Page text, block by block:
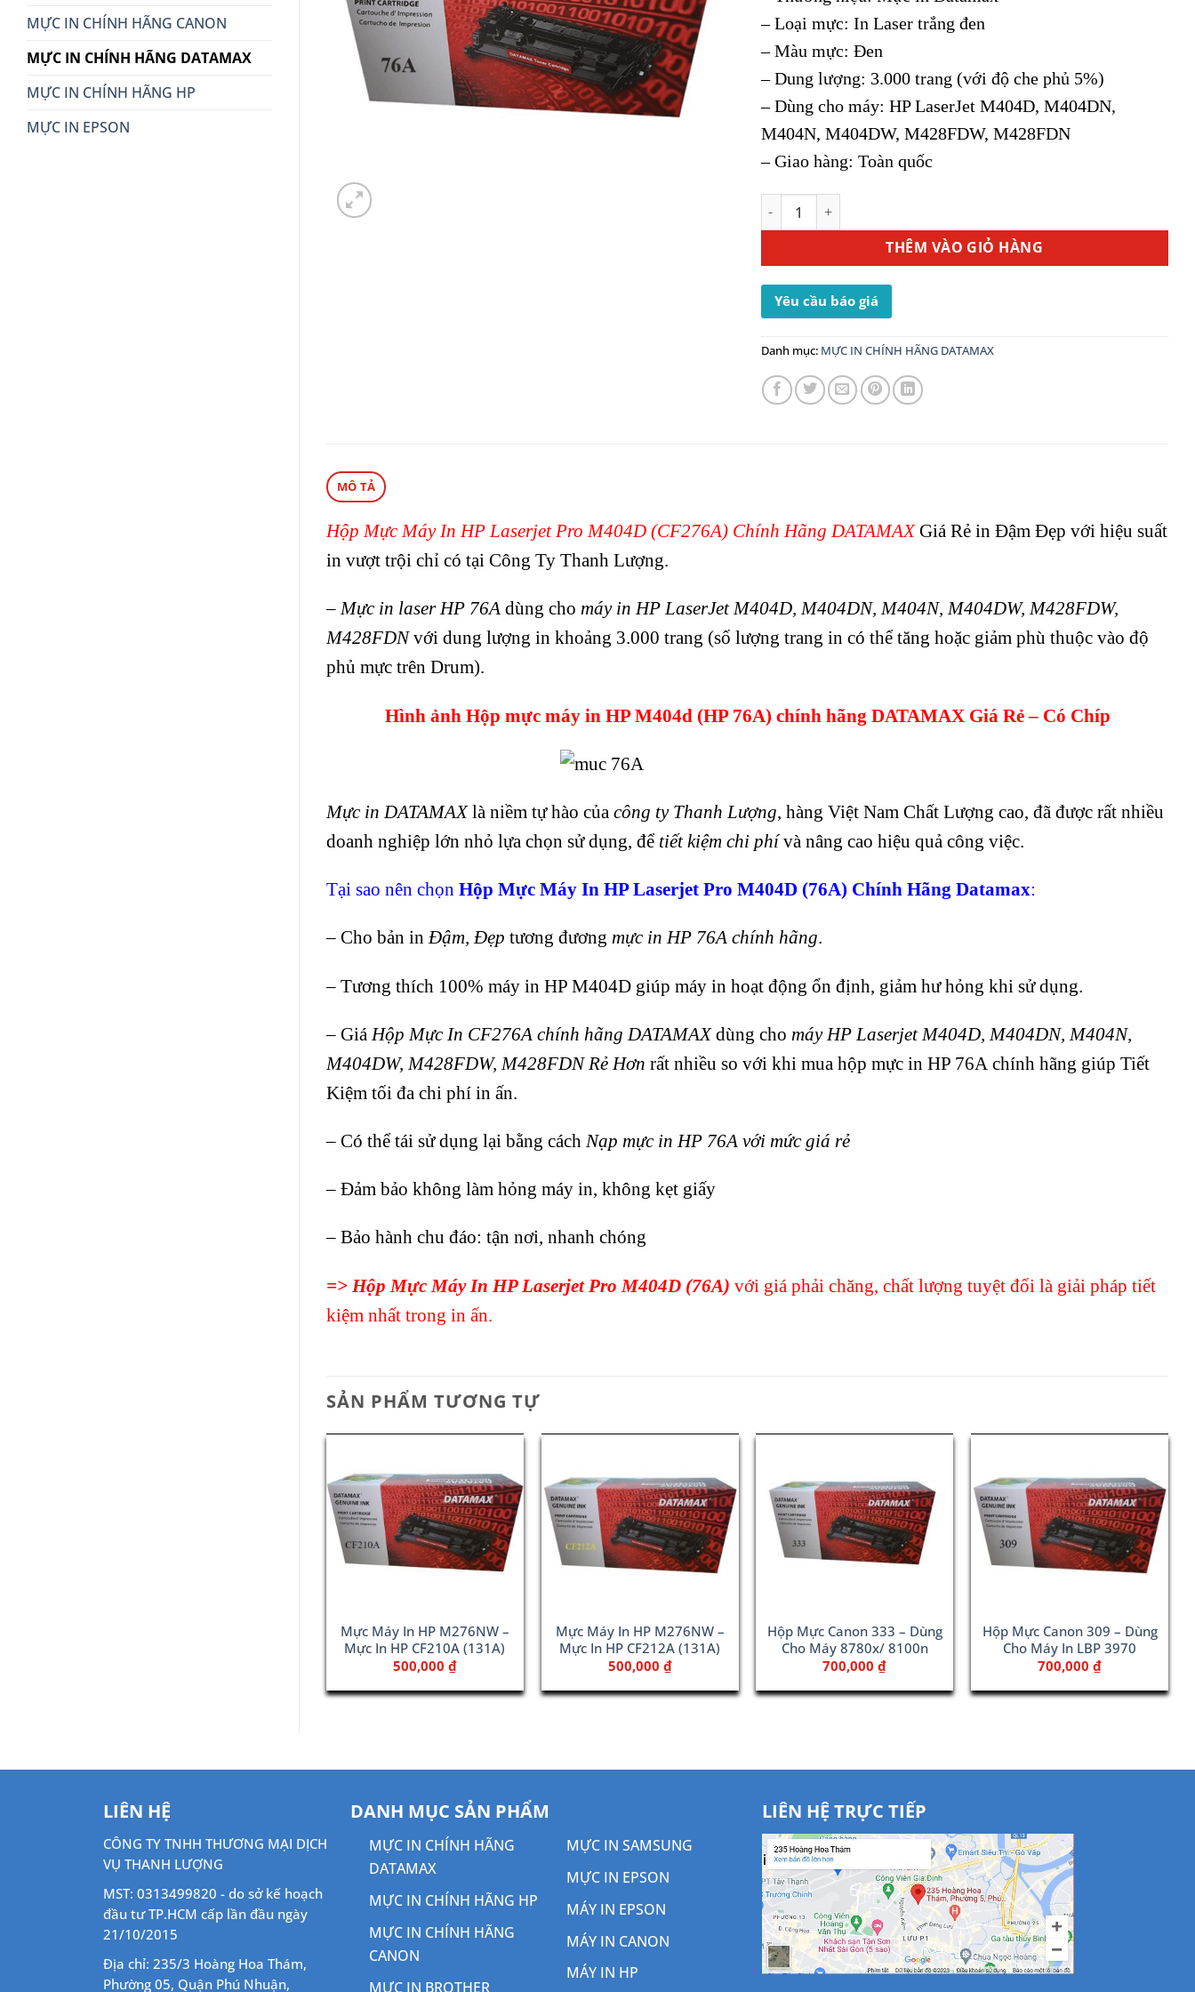
MỰC IN CHÍNH HÃNG CANON
MỰC IN CHÍNH HÃNG DATAMAX
MỰC IN CHÍNH HÃNG HP
MỰC IN EPSON
700,000 ₫.
– Loại mực: In Laser trắng đen
– Màu mực: Đen
– Dung lượng: 3.000 trang (với độ che phủ 5%)
– Dùng cho máy: HP LaserJet M404D, M404DN,
M404N, M404DW, M428FDW, M428FDN
– Giao hàng: Toàn quốc
Hộp Mực In HP 76A (CF276A) - Dùng Cho Máy In HP M404D số
THÊM VÀO GIỎ HÀNG
Yêu cầu báo giá
Danh mục: MỰC IN CHÍNH HÃNG DATAMAX
MÔ TẢ
Hộp Mực Máy In HP Laserjet Pro M404D (CF276A) Chính Hãng DATAMAXGiá Rẻ in Đậm Đẹp với hiệu suất
in vượt trội chỉ có tại Công Ty Thanh Lượng.
–Mực in laser HP 76A dùng cho máy in HP LaserJet M404D, M404DN, M404N, M404DW, M428FDW,
M428FDNvới dung lượng in khoảng 3.000 trang (số lượng trang in có thể tăng hoặc giảm phù thuộc vào độ
phủ mực trên Drum).
Hình ảnh Hộp mực máy in HP M404d (HP 76A) chính hãng DATAMAX Giá Rẻ – Có Chíp
Mực in DATAMAXlà niềm tự hào của công ty Thanh Lượng, hàng Việt Nam Chất Lượng cao, đã được rất nhiều
doanh nghiệp lớn nhỏ lựa chọn sử dụng, để tiết kiệm chi phívà nâng cao hiệu quả công việc.
Tại sao nên chọn Hộp Mực Máy In HP Laserjet Pro M404D (76A) Chính Hãng Datamax:
– Cho bản inĐậm, Đẹp tương đương mực in HP 76A chính hãng.
– Tương thích 100% máy in HP M404D giúp máy in hoạt động ổn định, giảm hư hỏng khi sử dụng.
– Giá Hộp Mực In CF276A chính hãng DATAMAXdùng cho máy HP Laserjet M404D, M404DN, M404N,
M404DW, M428FDW, M428FDN Rẻ Hơn rất nhiều so với khi mua hộp mực in HP 76A chính hãng giúp Tiết
Kiệm tối đa chi phí in ấn.
– Có thể tái sử dụng lại bằng cách Nạp mực in HP 76A với mức giá rẻ
– Đảm bảo không làm hỏng máy in, không kẹt giấy
– Bảo hành chu đáo: tận nơi, nhanh chóng
=> Hộp Mực Máy In HP Laserjet Pro M404D (76A) với giá phải chăng, chất lượng tuyệt đối là giải pháp tiết
kiệm nhất trong in ấn.
SẢN PHẨM TƯƠNG TỰ
Mực Máy In HP M276NW –
Mực In HP CF210A (131A)
500,000 ₫
Mực Máy In HP M276NW –
Mực In HP CF212A (131A)
500,000 ₫
Hộp Mực Canon 333 – Dùng
Cho Máy 8780x/ 8100n
700,000₫
Hộp Mực Canon 309 – Dùng
Cho Máy In LBP 3970
700,000₫
LIÊN HỆ
CÔNG TY TNHH THƯƠNG MẠI DỊCH
VỤ THANH LƯỢNG
MST: 0313499820 - do sở kế hoạch
đầu tư TP.HCM cấp lần đầu ngày
21/10/2015
Địa chỉ: 235/3 Hoàng Hoa Thám,
Phường 05, Quận Phú Nhuận,
DANH MỤC SẢN PHẨM
MỰC IN CHÍNH HÃNG
DATAMAX
MỰC IN CHÍNH HÃNG HP
MỰC IN CHÍNH HÃNG
CANON
MỰC IN BROTHER
MỰC IN SAMSUNG
MỰC IN EPSON
MÁY IN EPSON
MÁY IN CANON
MÁY IN HP
LIÊN HỆ TRỰC TIẾP